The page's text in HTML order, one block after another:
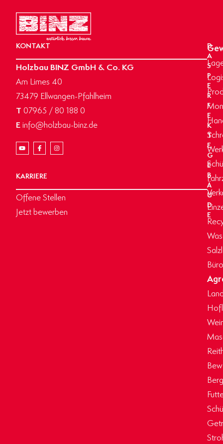
KONTAKT
Holzbau BINZ GmbH & Co. KG
Am Limes 40
73479 Ellwangen-Pfahlheim
T 07965 / 80 188 0
Einfo@holzbau-binz.de
KARRIERE
Offene Stellen
Jetzt bewerben
D
A
S
P
E
R
F
E
K
T
E
G
E
B
Ä
U
D
E